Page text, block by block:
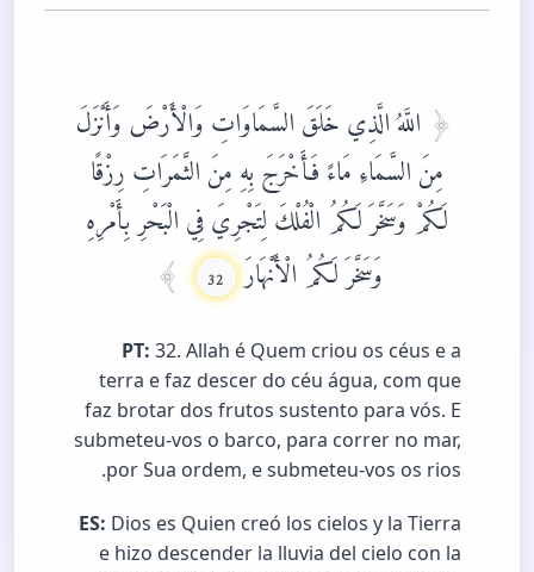
اللَّهُ الَّذِي خَلَقَ السَّمَاوَاتِ وَالْأَرْضَ وَأَنْزَلَ
مِنَ السَّمَاءِ مَاءً فَأَخْرَجَ بِهِ مِنَ الثَّمَرَاتِ رِزْقًا
لَكُمْ وَسَخَّرَ لَكُمُ الْفُلْكَ لِتَجْرِيَ فِي الْبَحْرِ بِأَمْرِهِ
وَسَخَّرَ لَكُمُ الْأَنْهَارَ 32
PT: 32. Allah é Quem criou os céus e a
terra e faz descer do céu água, com que
faz brotar dos frutos sustento para vós. E
submeteu-vos o barco, para correr no mar,
por Sua ordem, e submeteu-vos os rios.
ES: Dios es Quien creó los cielos y la Tierra
e hizo descender la lluvia del cielo con la